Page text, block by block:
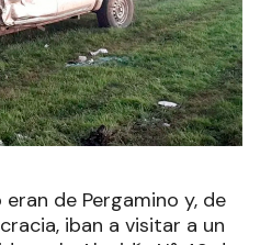
de Pergamino y, de
iban a visitar a un